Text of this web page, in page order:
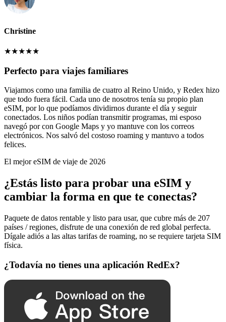
Christine
★★★★★
Perfecto para viajes familiares
Viajamos como una familia de cuatro al Reino Unido, y Redex hizo
que todo fuera fácil. Cada uno de nosotros tenía su propio plan
eSIM, por lo que podíamos dividirnos durante el día y seguir
conectados. Los niños podían transmitir programas, mi esposo
navegó por con Google Maps y yo mantuve con los correos
electrónicos. Nos salvó del costoso roaming y mantuvo a todos
felices.
El mejor eSIM de viaje de 2026
¿Estás listo para probar una eSIM y
cambiar la forma en que te conectas?
Paquete de datos rentable y listo para usar, que cubre más de 207
países / regiones, disfrute de una conexión de red global perfecta.
Dígale adiós a las altas tarifas de roaming, no se requiere tarjeta SIM
física.
¿Todavía no tienes una aplicación RedEx?